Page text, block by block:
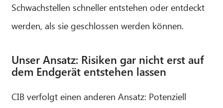
Schwachstellen schneller entstehen oder entdeckt
werden, als sie geschlossen werden können.
Unser Ansatz: Risiken gar nicht erst auf
dem Endgerät entstehen lassen
CIB verfolgt einen anderen Ansatz: Potenziell